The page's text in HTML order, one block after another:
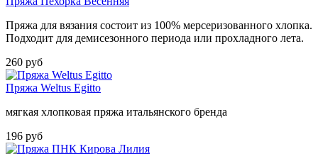
Пряжа для вязания состоит из 100% мерсеризованного хлопка.
Подходит для демисезонного периода или прохладного лета.
260 руб
Пряжа Weltus Egitto
мягкая хлопковая пряжа итальянского бренда
196 руб